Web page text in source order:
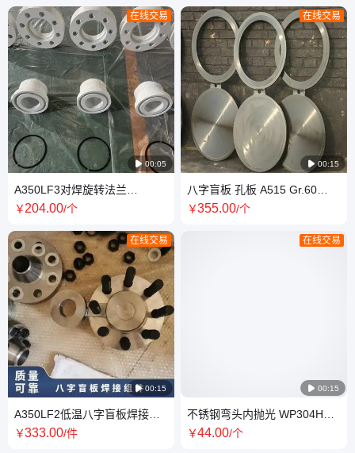
 00:05
在线交易
A350LF3对焊旋转法兰
ASMEB16.48八字盲板 插板 插
￥204.00/个
 00:15
在线交易
A350LF2低温八字盲板焊接组
件 对焊法兰NACE抗硫锻件高
￥333.00/件
 00:15
在线交易
八字盲板 孔板 A515 Gr.60
Gr70法兰 ASME B16.47标准
￥355.00/个
 00:15
在线交易
不锈钢弯头内抛光 WP304H
316Ti无缝三通 ASME B16.9美
￥44.00/个